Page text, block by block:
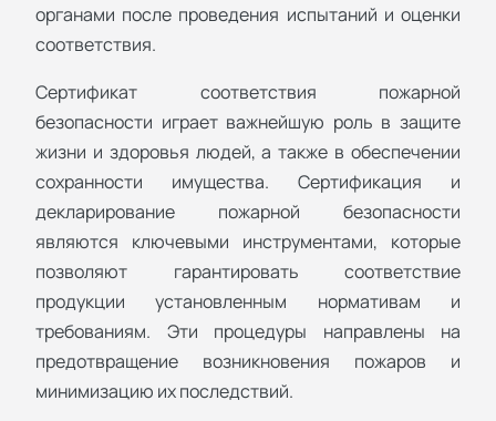
органами после проведения испытаний и оценки
соответствия.
Сертификат соответствия пожарной
безопасности играет важнейшую роль в защите
жизни и здоровья людей, а также в обеспечении
сохранности имущества. Сертификация и
декларирование пожарной безопасности
являются ключевыми инструментами, которые
позволяют гарантировать соответствие
продукции установленным нормативам и
требованиям. Эти процедуры направлены на
предотвращение возникновения пожаров и
минимизацию их последствий.